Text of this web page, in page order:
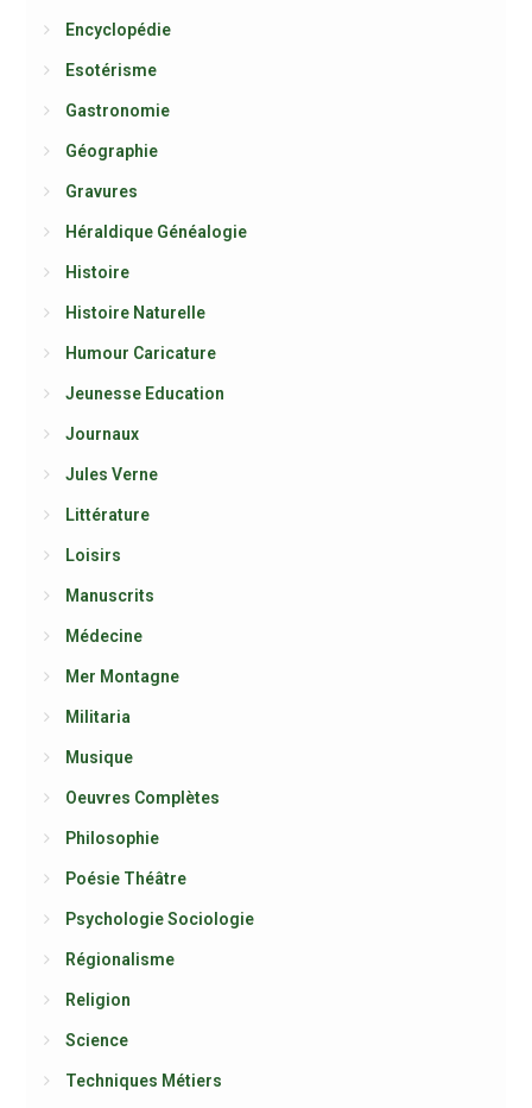
Encyclopédie
Esotérisme
Gastronomie
Géographie
Gravures
Héraldique Généalogie
Histoire
Histoire Naturelle
Humour Caricature
Jeunesse Education
Journaux
Jules Verne
Littérature
Loisirs
Manuscrits
Médecine
Mer Montagne
Militaria
Musique
Oeuvres Complètes
Philosophie
Poésie Théâtre
Psychologie Sociologie
Régionalisme
Religion
Science
Techniques Métiers